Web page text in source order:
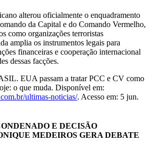
alterou oficialmente o enquadramento
da Capital e do Comando Vermelho,
como organizações terroristas
amplia os instrumentos legais para
financeiras e cooperação internacional
dessas facções.
EUA passam a tratar PCC e CV como
o que muda. Disponível em:
ultimas-noticias/. Acesso em: 5 jun.
E DECISÃO
MEDEIROS GERA DEBATE